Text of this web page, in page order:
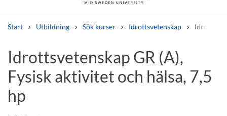
Start Utbildning Sök kurser Idrottsvetenskap
Andra söktjänster
Kurser och programKursplaner Välkomstbrev Personal
Lediga jobb
Idrottsvetenskap GR (A),
Fysisk aktivitet och hälsa, 7,5
hp